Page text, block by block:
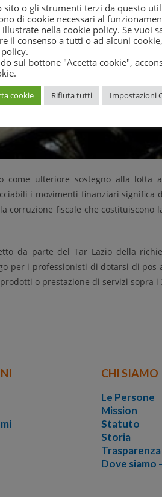
ulteriore sostegno alla lotta
i movimenti finanziari significa
fiscale che costituiscono
da parte del Tar Lazio della
per i professionisti di dotarsi di pos
o prestazione di servizi sopra i
CHI SIAMO
Le Persone
Mission
Statuto
Storia
Trasparenza
Dove siamo
sito o gli strumenti terzi da questo
di cookie necessari al
nella cookie policy. Se vuoi
il consenso a tutti o ad alcuni
.
sul bottone "Accetta cookie",
cookie Rifiuta tutti Impostazioni